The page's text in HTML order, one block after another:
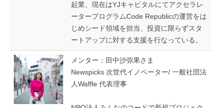
起業、現在はYJキャピタルにてアクセラレ
ータープログラムCode Republicの運営をは
じめシード領域を担当、投資に限らずスタ
ートアップに対する支援を行なっている。
メンター：田中沙弥果さま
Newspicks 次世代イノベーター/ 一般社団法
人Waffle 代表理事